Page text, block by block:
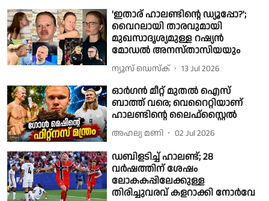
'ഇതാര് ഹാലണ്ടിൻ്റെ ഡ്യൂപ്പോ?';
വൈറലായി താരവുമായി
മുഖസാദൃശ്യമുള്ള റഷ്യൻ
മോഡൽ അനസ്താസിയയും
ന്യൂസ് ഡെസ്ക് 13 Jul 2026
ഓർഗൻ മീറ്റ് മുതൽ ഐസ്
ബാത്ത് വരെ; വെറൈറ്റിയാണ്
ഹാലണ്ടിൻ്റെ ലൈഫ്‌സ്റ്റൈൽ
അഹല്യ മണി 02 Jul 2026
ഡബിളടിച്ച് ഹാലണ്ട്; 28
വർഷത്തിന് ശേഷം
ലോകകപ്പിലേക്കുള്ള
തിരിച്ചുവരവ് കളറാക്കി നോർവേ